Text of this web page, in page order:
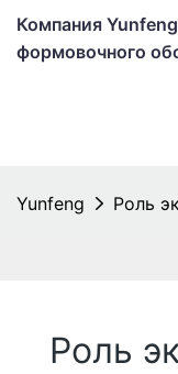
Компания
формовочного
Yunfeng Роль
Роль